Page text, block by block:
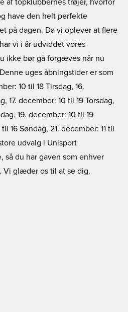
af topklubbernes trøjer, hvorfor
have den helt perfekte
på dagen. Da vi oplever at flere
vi i år udviddet vores
ikke bør gå forgæves når nu
uges åbningstider er som
10 til 18 Tirsdag, 16.
17. december: 10 til 19 Torsdag,
19. december: 10 til 19
16 Søndag, 21. december: 11 til
udvalg i Unisport
så du har gaven som enhver
Vi glæder os til at se dig.